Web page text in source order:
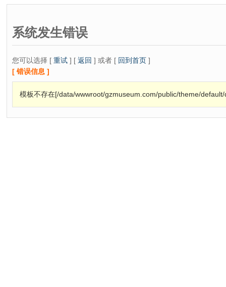
系统发生错误
您可以选择 [ 重试 ] [ 返回 ] 或者 [ 回到首页 ]
[ 错误信息 ]
模板不存在[/data/wwwroot/gzmuseum.com/public/theme/